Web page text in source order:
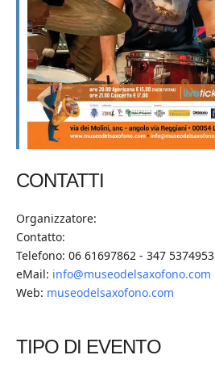
CONTATTI
Organizzatore:
Contatto:
Telefono: 06 61697862 - 347 5374953
eMail: info@museodelsaxofono.com
Web: museodelsaxofono.com
TIPO DI EVENTO